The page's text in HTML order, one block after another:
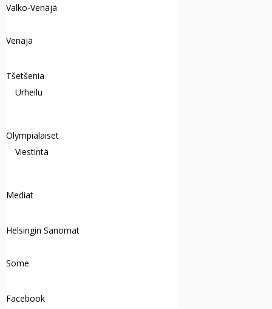
Valko-Venäjä
Venäjä
Tšetšenia
Urheilu
Olympialaiset
Viestintä
Mediat
Helsingin Sanomat
Some
Facebook